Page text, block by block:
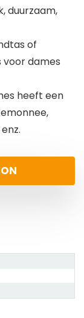
duurzaam,
of
voor dames
heeft een